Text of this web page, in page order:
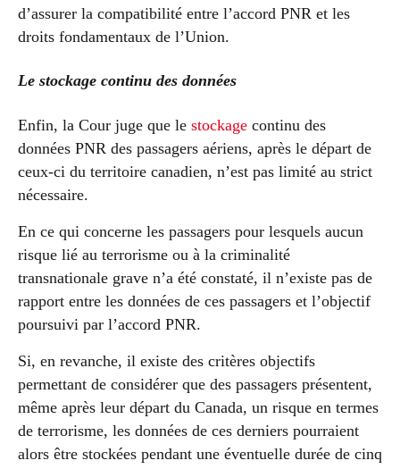
d’assurer la compatibilité entre l’accord PNR et les
droits fondamentaux de l’Union.
Le stockage continu des données
Enfin, la Cour juge que le stockage continu des
données PNR des passagers aériens, après le départ de
ceux-ci du territoire canadien, n’est pas limité au strict
nécessaire.
En ce qui concerne les passagers pour lesquels aucun
risque lié au terrorisme ou à la criminalité
transnationale grave n’a été constaté, il n’existe pas de
rapport entre les données de ces passagers et l’objectif
poursuivi par l’accord PNR.
Si, en revanche, il existe des critères objectifs
permettant de considérer que des passagers présentent,
même après leur départ du Canada, un risque en termes
de terrorisme, les données de ces derniers pourraient
alors être stockées pendant une éventuelle durée de cinq